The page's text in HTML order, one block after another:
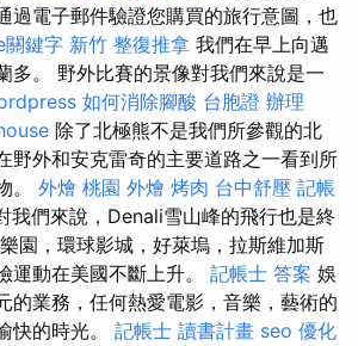
過電子郵件驗證您購買的旅行意圖，也
鍵字 新竹 整復推拿 我們在早上向邁
多。 野外比賽的景像對我們來說是一
如何消除腳酸 台胞證 辦理
除了北極熊不是我們所參觀的北
野外和安克雷奇的主要道路之一看到所
。 外燴 桃園 外燴 烤肉 台中舒壓 記帳
我們來說，Denali雪山峰的飛行也是終
園，環球影城，好萊塢，拉斯維加斯
運動在美國不斷上升。 記帳士 答案 娛
的業務，任何熱愛電影，音樂，藝術的
快的時光。 記帳士 讀書計畫 seo 優化